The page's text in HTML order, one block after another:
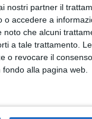
nostri partner il
o accedere a
noto che alcuni
a tale trattamento.
o revocare il
alla pagina web.